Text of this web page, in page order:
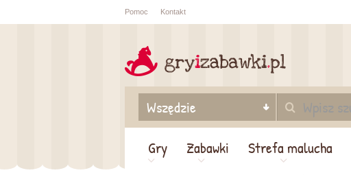
Sprawdź status
Pomoc Kontakt
Gry
Zabawki Strefa malucha